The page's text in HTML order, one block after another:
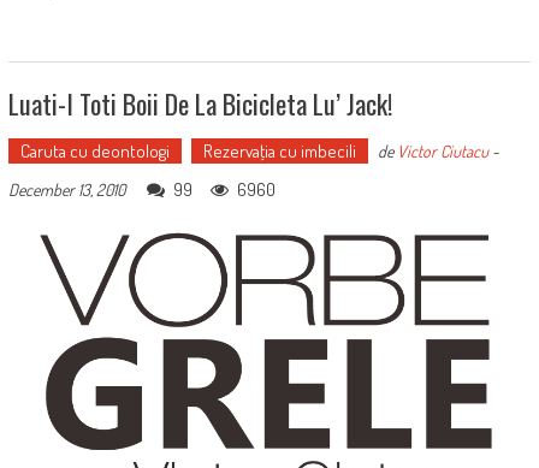
Luati-I Toti Boii De La Bicicleta Lu’ Jack!
Caruta cu deontologi Rezervaţia cu imbecili de Victor Ciutacu-
December 13, 2010
99 6960